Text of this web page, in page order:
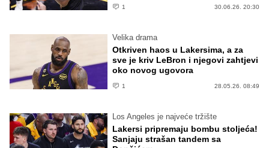
1 30.06.26. 20:30
Velika drama
Otkriven haos u Lakersima, a za
sve je kriv LeBron i njegovi zahtjevi
oko novog ugovora
1 28.05.26. 08:49
Los Angeles je najveće tržište
Lakersi pripremaju bombu stoljeća!
Sanjaju strašan tandem sa